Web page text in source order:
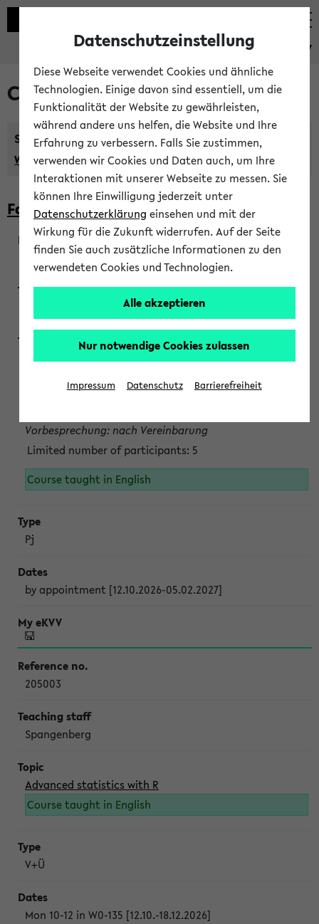
eKVV
Courses taught in English
Semester:
WiSe 2026/2027 SoSe 2026 Previous...
Faculty of Biology
200923
Wendisch, Peters-Wendisch, Stegelmann
Projektmodul "Bakterielle Biotechnologie"
Persönliche Anmeldung beim Veranstalter ist unbedingt
Vorbesprechung: nach Vereinbarung
Limited number of participants: 5
Course taught in English
Pj
by appointment [12.10.2026-05.02.2027]
205003
Spangenberg
Advanced statistics with R
Course taught in English
V+Ü
Mon 10-12 in W0-135 [12.10.-18.12.2026]
Datenschutzeinstellung
Diese Webseite verwendet Cookies und ähnliche
Technologien. Einige davon sind essentiell, um die
Funktionalität der Website zu gewährleisten,
während andere uns helfen, die Website und Ihre
Erfahrung zu verbessern. Falls Sie zustimmen,
verwenden wir Cookies und Daten auch, um Ihre
Interaktionen mit unserer Webseite zu messen. Sie
können Ihre Einwilligung jederzeit unter
Datenschutzerklärung einsehen und mit der
Wirkung für die Zukunft widerrufen. Auf der Seite
finden Sie auch zusätzliche Informationen zu den
verwendeten Cookies und Technologien.
Alle akzeptieren
Nur notwendige Cookies zulassen
Impressum Datenschutz Barrierefreiheit